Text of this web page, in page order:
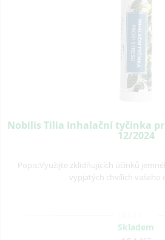
Nobilis Tilia Inhalační tyčinka
12/2024
Popis:Využijte zklidňujících účinků
vypjatých chvílích vašeho
Skladem